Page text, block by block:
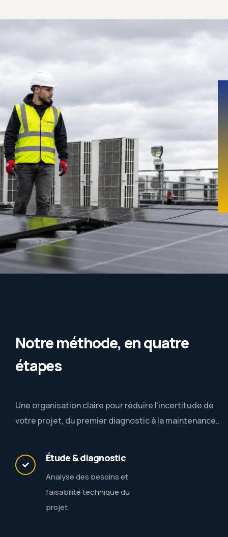
Notre méthode, en quatre
étapes
Une organisation claire pour réduire l'incertitude de
votre projet, du premier diagnostic à la maintenance..
Étude & diagnostic
Analyse des besoins et
faisabilité technique du
projet.